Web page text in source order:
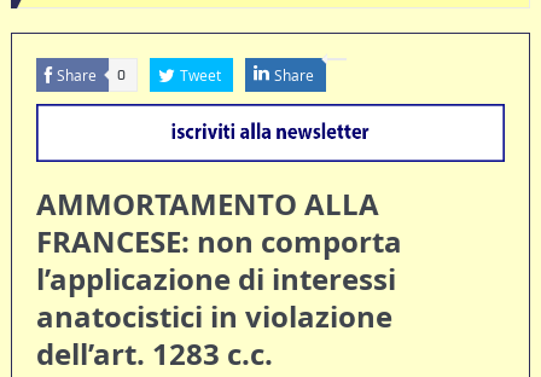
Share 0 Tweet Share
AMMORTAMENTO ALLA
FRANCESE: non comporta
l’applicazione di interessi
anatocistici in violazione
dell’art. 1283 c.c.